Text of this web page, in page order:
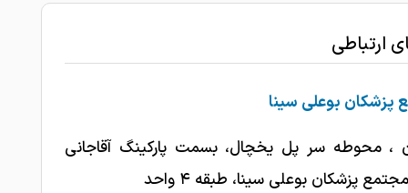
ارتباطی
پزشکان بوعلی سینا
، محوطه سر پل یخچال، بسمت پارکینگ آقاجانی
پزشکان بوعلی سینا، طبقه ۴ واحد